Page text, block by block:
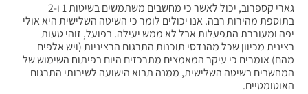
גארי קספרוב, יכול לאשר כי מחשבים משתמשים בשיטות 1 ו-2
בתוספת מהירות רבה. אנו יכולים לומר כי השיטה השלישית היא אולי
יפה ומעוררת התפעלות אבל לא ממש יעילה. בפועל, זוהי טעות
רצינית מכיוון שכל מהנדסי תוכנות התרגום הרציניות (ויש אלפים
מהם) אומרים כי עיקר המאמצים מתרכזים היום בפיתוח השימוש של
המחשבים בשיטה השלישית, ממנה תבוא הישועה לשירותי התרגום
האוטומטיים.